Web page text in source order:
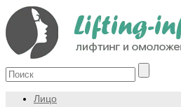
Лицо